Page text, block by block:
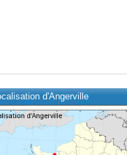
d'Angerville